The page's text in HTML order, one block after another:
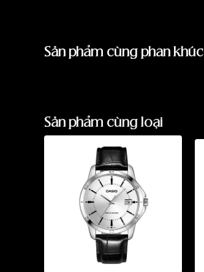
Sản phẩm cùng phân khúc
Sản phẩm cùng loại